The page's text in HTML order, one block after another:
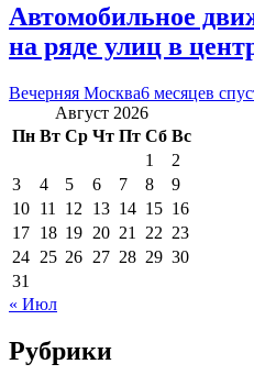
Автомобильное
на ряде улиц в
Вечерняя Москва6 месяцев
Август 2026
Пн Вт Ср Чт Пт Сб Вс
1
2
3
4 5 6 7 8
9
10 11 12 13 14 15 16
17 18 19 20 21 22 23
24 25 26 27 28 29 30
31
« Июл
Рубрики